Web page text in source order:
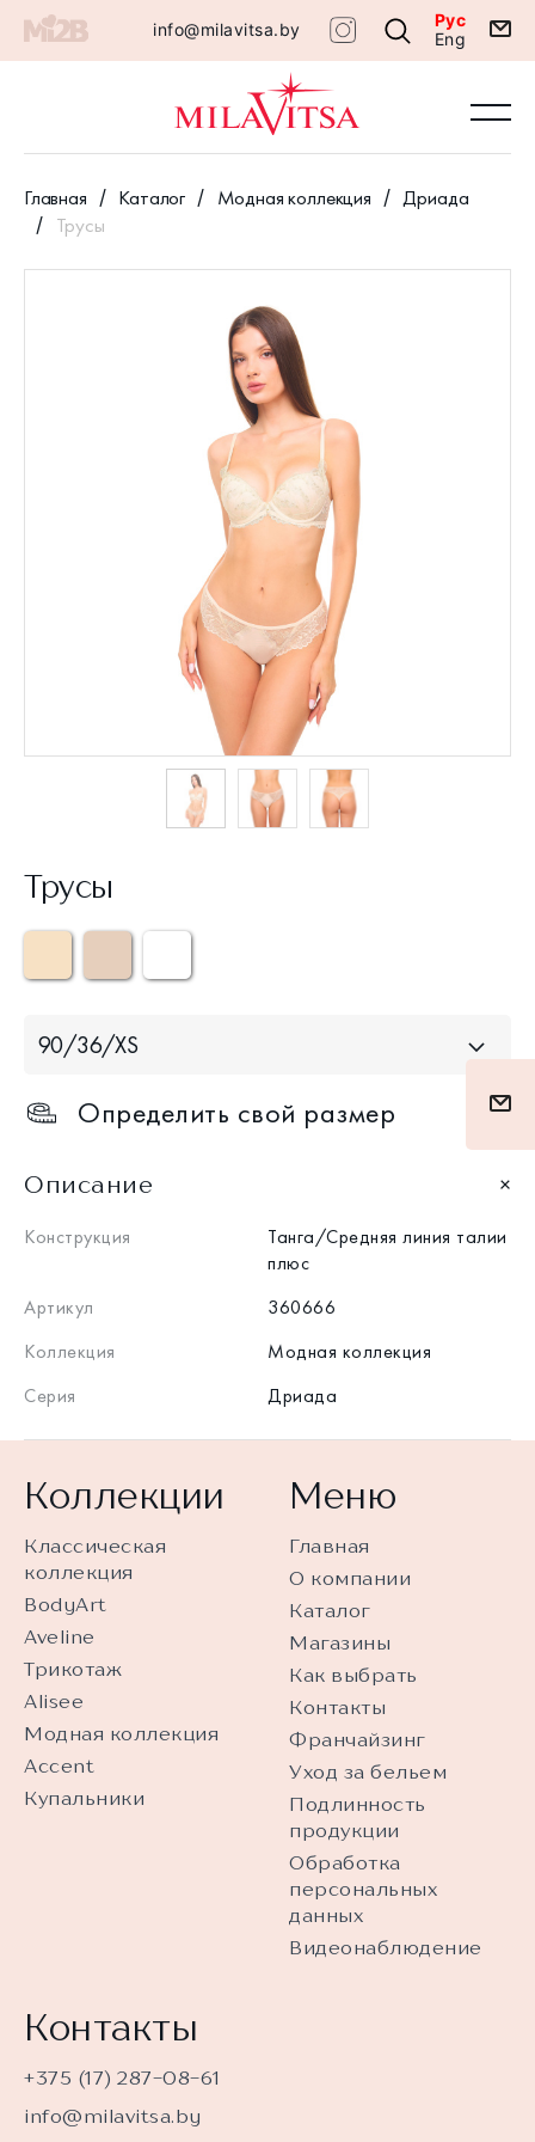
info@milavitsa.by
Рус
Eng
Главная Каталог Модная коллекция
Дриада
Трусы
Трусы
90/36/XS
Определить свой размер
Описание
Конструкция
Танга/Средняя линия талии
плюс
Артикул
360666
Коллекция
Модная коллекция
Серия
Дриада
Коллекции
Классическая
коллекция
BodyArt
Aveline
Трикотаж
Alisee
Модная коллекция
Accent
Купальники
Меню
Главная
О компании
Каталог
Магазины
Как выбрать
Контакты
Франчайзинг
Уход за бельем
Подлинность
продукции
Обработка
персональных
данных
Видеонаблюдение
Контакты
+375 (17) 287-08-61
info@milavitsa.by